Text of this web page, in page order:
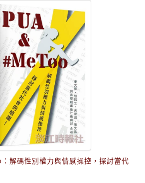
解碼性別權力與情感操控，探討當代